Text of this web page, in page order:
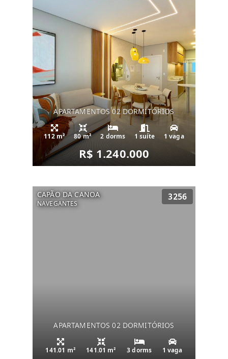
APARTAMENTOS 02 DORMITÓRIOS
112 m² 80 m² 2 dorms 1 suíte 1 vaga
R$ 1.240.000
CAPÃO DA CANOA
NAVEGANTES
3256
APARTAMENTOS 02 DORMITÓRIOS
141.01 m² 141.01 m² 3 dorms 1 vaga